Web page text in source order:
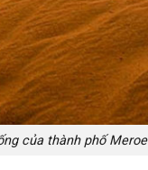
của thành phố Meroe